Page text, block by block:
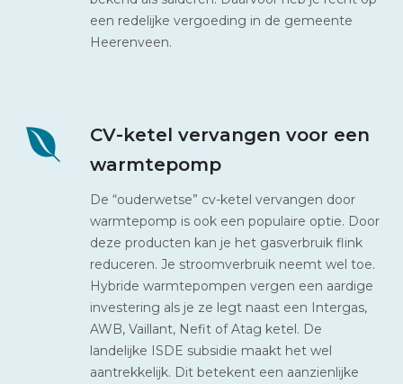
een redelijke vergoeding in de gemeente
Heerenveen.
CV-ketel vervangen voor een
warmtepomp
De “ouderwetse” cv-ketel vervangen door
warmtepomp is ook een populaire optie. Door
deze producten kan je het gasverbruik flink
reduceren. Je stroomverbruik neemt wel toe.
Hybride warmtepompen vergen een aardige
investering als je ze legt naast een Intergas,
AWB, Vaillant, Nefit of Atag ketel. De
landelijke ISDE subsidie maakt het wel
aantrekkelijk. Dit betekent een aanzienlijke